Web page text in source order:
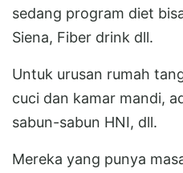
sedang program diet
Siena, Fiber drink dll.
Untuk urusan rumah
cuci dan kamar mandi,
sabun-sabun HNI, dll.
Mereka yang punya